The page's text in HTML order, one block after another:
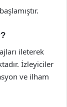
ileterek
İzleyiciler
ve ilham